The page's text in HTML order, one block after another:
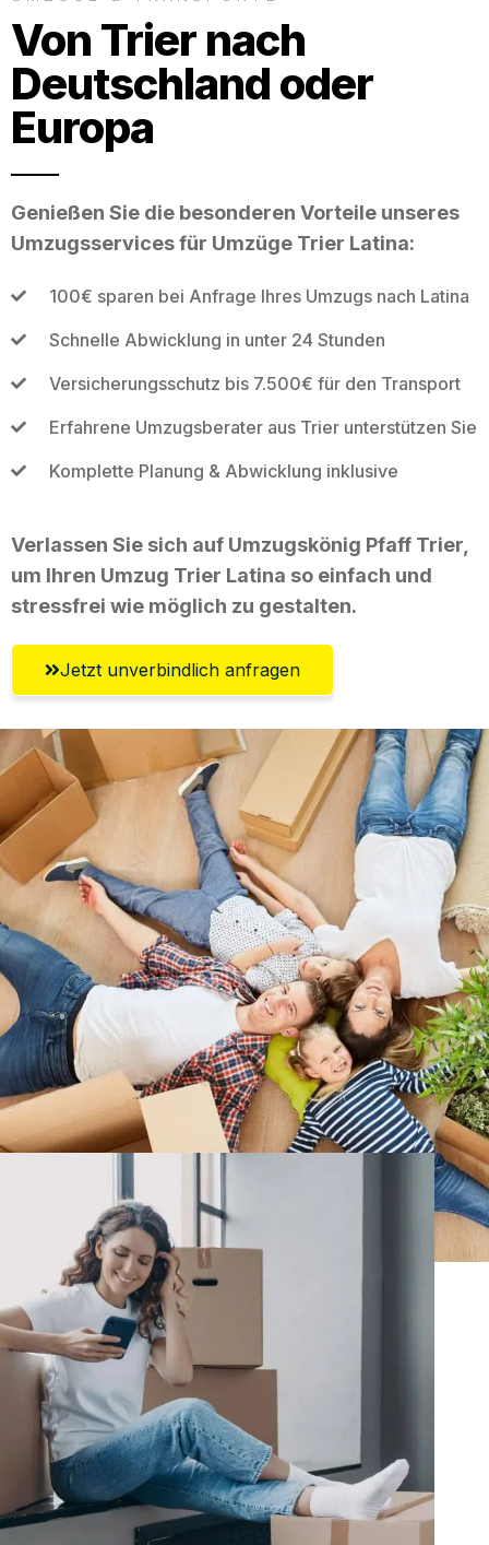
Von Trier nach
Deutschland oder
Europa
Genießen Sie die besonderen Vorteile unseres
Umzugsservices für Umzüge Trier Latina:
100€ sparen bei Anfrage Ihres Umzugs nach Latina
Schnelle Abwicklung in unter 24 Stunden
Versicherungsschutz bis 7.500€ für den Transport
Erfahrene Umzugsberater aus Trier unterstützen Sie
Komplette Planung & Abwicklung inklusive
Verlassen Sie sich auf Umzugskönig Pfaff Trier,
um Ihren Umzug Trier Latina so einfach und
stressfrei wie möglich zu gestalten.
Jetzt unverbindlich anfragen